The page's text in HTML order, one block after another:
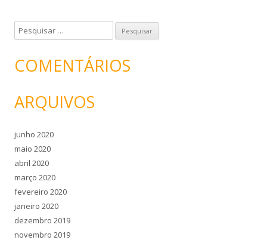
e
q
r
COMENTÁRIOS
ARQUIVOS
junho 2020
maio 2020
abril 2020
março 2020
fevereiro 2020
janeiro 2020
dezembro 2019
novembro 2019